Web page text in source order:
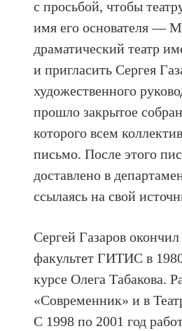
с просьбой, чтобы
имя его основателя—
драматический театр
и пригласить Сергея
художественного
прошло закрытое
которого всем
письмо. После этого
доставлено в
ссылаясь на свой
Сергей Газаров
факультет ГИТИС в
курсе Олега Табакова.
«Современник» и в
С 1998 по 2001 год